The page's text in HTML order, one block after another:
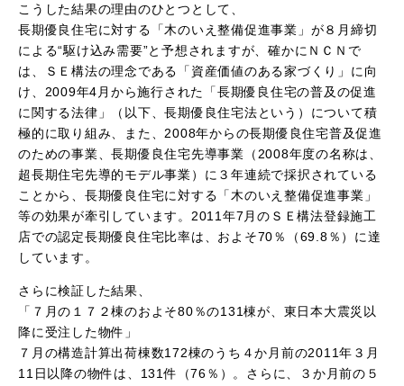
こうした結果の理由のひとつとして、
長期優良住宅に対する「木のいえ整備促進事業」が８月締切
による“駆け込み需要”と予想されますが、確かにＮＣＮで
は、ＳＥ構法の理念である「資産価値のある家づくり」に向
け、2009年4月から施行された「長期優良住宅の普及の促進
に関する法律」（以下、長期優良住宅法という）について積
極的に取り組み、また、2008年からの長期優良住宅普及促進
のための事業、長期優良住宅先導事業（2008年度の名称は、
超長期住宅先導的モデル事業）に３年連続で採択されている
ことから、長期優良住宅に対する「木のいえ整備促進事業」
等の効果が牽引しています。2011年7月のＳＥ構法登録施工
店での認定長期優良住宅比率は、およそ70％（69.8％）に達
しています。
さらに検証した結果、
「７月の１７２棟のおよそ80％の131棟が、東日本大震災以
降に受注した物件」
７月の構造計算出荷棟数172棟のうち４か月前の2011年３月
11日以降の物件は、131件（76％）。さらに、３か月前の５